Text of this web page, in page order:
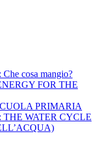
cosa mangio?
FOR THE
PRIMARIA
THE WATER CYCLE